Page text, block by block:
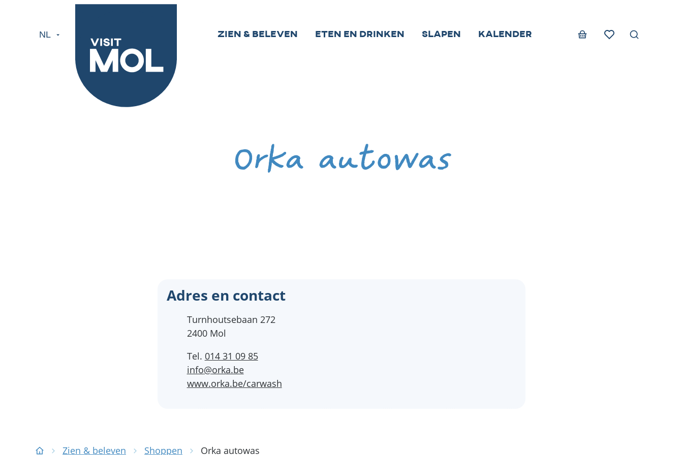
NL FavorietenZoek tonen
Webshop
Zien & beleven Eten en drinken Slapen Kalender
Orka autowas
Adres en contact
AdresTurnhoutsebaan 272
,2400 Mol
014 31 09 85
E-mailinfo@orka.be
Websitewww.orka.be/carwash
Zien & beleven Shoppen Orka autowas